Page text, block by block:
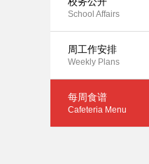
School Affairs
周工作安排
Weekly Plans
每周食谱
Cafeteria Menu